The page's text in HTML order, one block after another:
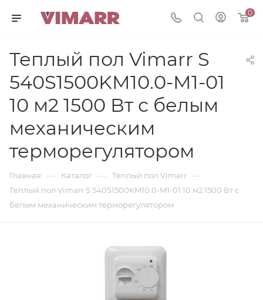
0
Теплый пол Vimarr S
540S1500KM10.0-M1-01
10 м2 1500 Вт с белым
механическим
терморегулятором
Главная — Каталог — Теплый пол Vimarr —
Теплый пол Vimarr S 540S1500KM10.0-M1-01 10 м2 1500 Вт с
белым механическим терморегулятором